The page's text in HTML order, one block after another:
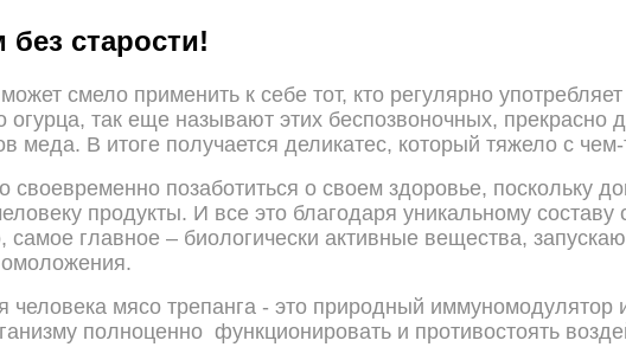
без старости!
смело применить к себе тот, кто регулярно
огурца, так еще называют этих беспозвоночных,
меда. В итоге получается деликатес, который тяжело с
своевременно позаботиться о своем здоровье, поскольку
продукты. И все это благодаря уникальному
главное – биологически активные вещества,
омоложения.
человека мясо трепанга - это природный иммуномодулятор
полноценно функционировать и противостоять